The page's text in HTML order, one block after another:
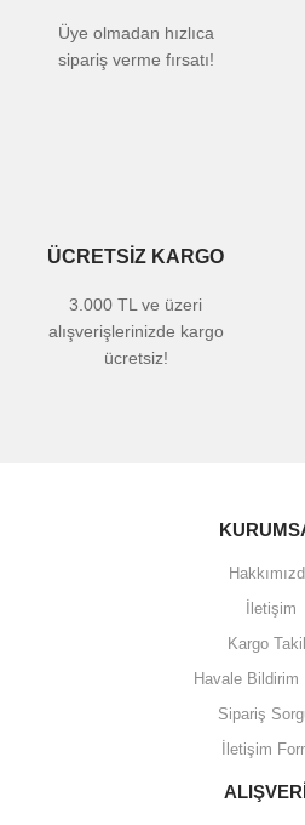
Üye olmadan hızlıca
sipariş verme fırsatı!
ÜCRETSİZ KARGO
3.000 TL ve üzeri
alışverişlerinizde kargo
ücretsiz!
İletişim
Kargo
Havale Bildirim
Sipariş
İletişim